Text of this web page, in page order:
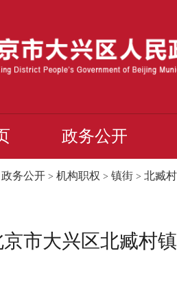
政务公开
政务公开 > 机构职权 > 镇街 > 北臧
京市大兴区北臧村